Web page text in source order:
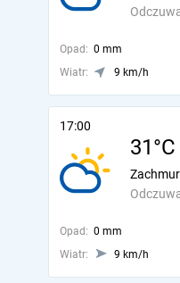
Opad: 0 mm
Wiatr:
9 km/h
17:00
31°C
Opad: 0 mm
Wiatr:
9 km/h